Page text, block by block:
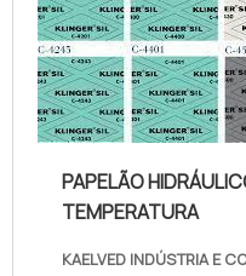
benefício com
SOBRE
TEMPERA...
PAPELÃO
TEMPERATURA
KAELVED INDÚSTRIA E